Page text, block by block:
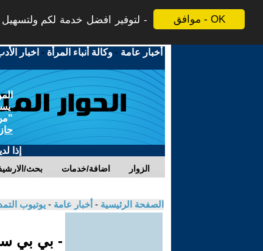
موافق - OK
لتوفير افضل خدمة لكم ولتسهيل
أخبار عامة -وكالة أنباء المرأة - اخبار
إذا
بحث/ اضافة/خدمات الزوار
الصفحة الرئيسية - أخبار عامة - يوتيوب
- بي بي